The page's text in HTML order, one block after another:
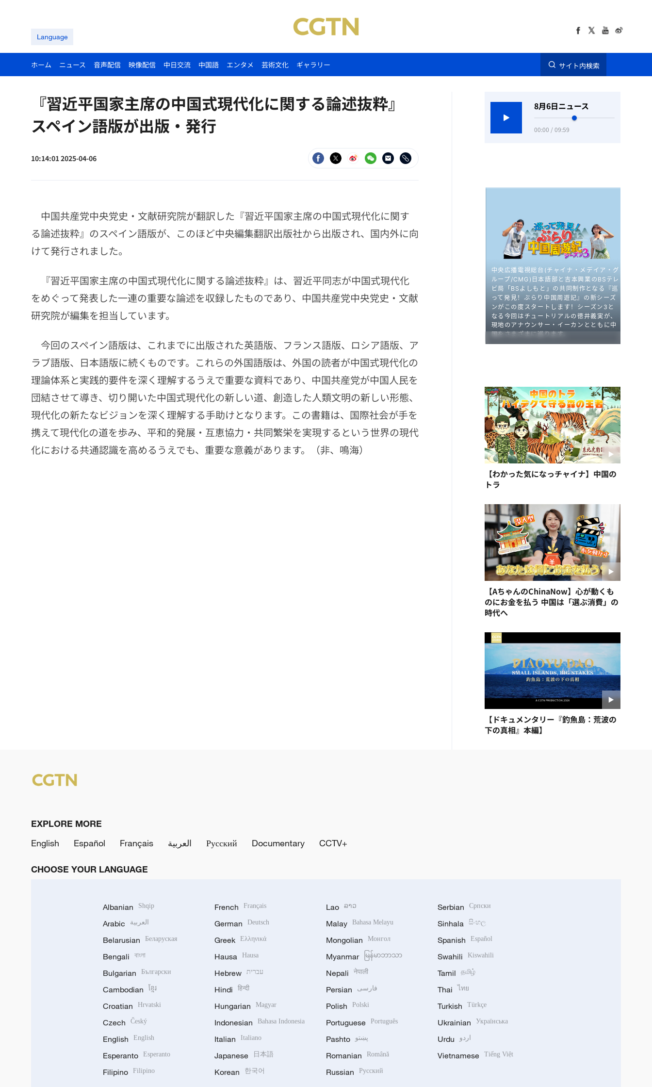
Language
ホーム ニュース 音声配信 映像配信 中日交流 中国語 エンタメ 芸術文化 ギャラリー サイト内検索
『習近平国家主席の中国式現代化に関する論述抜粋』
スペイン語版が出版・発行
10:14:01 2025-04-06
中国共産党中央党史・文献研究院が翻訳した『習近平国家主席の中国式現代化に関す
る論述抜粋』のスペイン語版が、このほど中央編集翻訳出版社から出版され、国内外に向
けて発行されました。
『習近平国家主席の中国式現代化に関する論述抜粋』は、習近平同志が中国式現代化
をめぐって発表した一連の重要な論述を収録したものであり、中国共産党中央党史・文献
研究院が編集を担当しています。
今回のスペイン語版は、これまでに出版された英語版、フランス語版、ロシア語版、ア
ラブ語版、日本語版に続くものです。これらの外国語版は、外国の読者が中国式現代化の
理論体系と実践的要件を深く理解するうえで重要な資料であり、中国共産党が中国人民を
団結させて導き、切り開いた中国式現代化の新しい道、創造した人類文明の新しい形態、
現代化の新たなビジョンを深く理解する手助けとなります。この書籍は、国際社会が手を
携えて現代化の道を歩み、平和的発展・互恵協力・共同繁栄を実現するという世界の現代
化における共通認識を高めるうえでも、重要な意義があります。（非、鳴海）
8月6日ニュース
00:00 / 09:59
【わかった気になっチャイナ】中国の
トラ
【AちゃんのChinaNow】心が動くも
のにお金を払う 中国は「選ぶ消費」の
時代へ
【ドキュメンタリー『釣魚島：荒波の
下の真相』本編】
EXPLORE MORE
English
Español Français العربية Русский Documentary CCTV+
CHOOSE YOUR LANGUAGE
Albanian Shqip
Arabic العربية
Belarusian Беларуская
Bengali বাংলা
Bulgarian Български
Cambodian ខ្មែរ
Croatian Hrvatski
Czech Český
English English
Esperanto Esperanto
Filipino Filipino
French Français
German Deutsch
Greek Ελληνικά
Hausa Hausa
Hebrew עברית
Hindi हिन्दी
Hungarian Magyar
Indonesian Bahasa Indonesia
Italian Italiano
Japanese 日本語
Korean 한국어
Lao ລາວ
Malay Bahasa Melayu
Mongolian Монгол
Myanmar မြန်မာဘာသာ
Nepali नेपाली
Persian فارسی
Polish Polski
Portuguese Português
Pashto پښتو
Romanian Română
Russian Русский
Serbian Српски
Sinhala සිංහල
Spanish Español
Swahili Kiswahili
Tamil தமிழ்
Thai ไทย
Turkish Türkçe
Ukrainian Українська
Urdu اردو
Vietnamese Tiếng Việt